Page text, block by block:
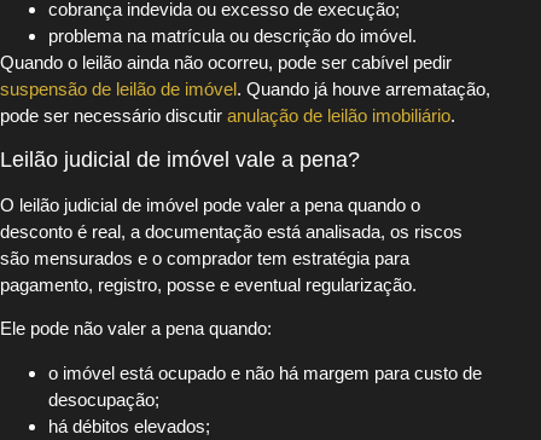
cobrança indevida ou excesso de execução;
problema na matrícula ou descrição do imóvel.
Quando o leilão ainda não ocorreu, pode ser cabível pedir
suspensão de leilão de imóvel. Quando já houve arrematação,
pode ser necessário discutir anulação de leilão imobiliário.
Leilão judicial de imóvel vale a pena?
O leilão judicial de imóvel pode valer a pena quando o
desconto é real, a documentação está analisada, os riscos
são mensurados e o comprador tem estratégia para
pagamento, registro, posse e eventual regularização.
Ele pode não valer a pena quando:
o imóvel está ocupado e não há margem para custo de
desocupação;
há débitos elevados;